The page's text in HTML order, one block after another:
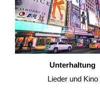
Unterhaltung
Lieder und Kino